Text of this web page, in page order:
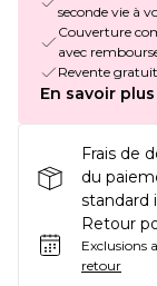
seconde vie à
Couverture
avec
Revente
En savoir plus
Frais de
du
standard
Retour
Exclusions
retour